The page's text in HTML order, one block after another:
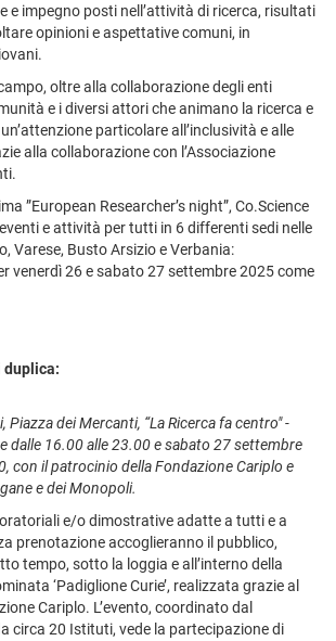
e impegno posti nell’attività di ricerca, risultati
opinioni e aspettative comuni, in
oltre alla collaborazione degli enti
e i diversi attori che animano la ricerca e
particolare all’inclusività e alle
alla collaborazione con l’Associazione
”European Researcher’s night”, Co.Science
e attività per tutti in 6 differenti sedi nelle
Varese, Busto Arsizio e Verbania:
venerdì 26 e sabato 27 settembre 2025 come
duplica:
Piazza dei Mercanti, “La Ricerca fa centro" -
dalle 16.00 alle 23.00 e sabato 27 settembre
con il patrocinio della Fondazione Cariplo e
e dei Monopoli.
e/o dimostrative adatte a tutti e a
prenotazione accoglieranno il pubblico,
tempo, sotto la loggia e all’interno della
‘Padiglione Curie’, realizzata grazie al
Cariplo. L’evento, coordinato dal
circa 20 Istituti, vede la partecipazione di